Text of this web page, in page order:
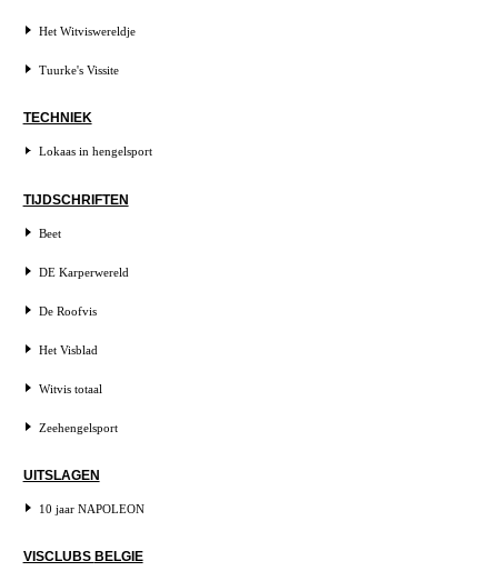
Het Witviswereldje
Tuurke's Vissite
TECHNIEK
Lokaas in hengelsport
TIJDSCHRIFTEN
Beet
DE Karperwereld
De Roofvis
Het Visblad
Witvis totaal
Zeehengelsport
UITSLAGEN
10 jaar NAPOLEON
VISCLUBS BELGIE